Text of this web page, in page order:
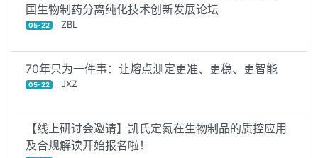
国生物制药分离纯化技术创新发展论坛
05-22 ZBL
70年只为一件事：让熔点测定更准、更稳、更智能
05-22 JXZ
【线上研讨会邀请】凯氏定氮在生物制品的质控应用
及合规解读开始报名啦！